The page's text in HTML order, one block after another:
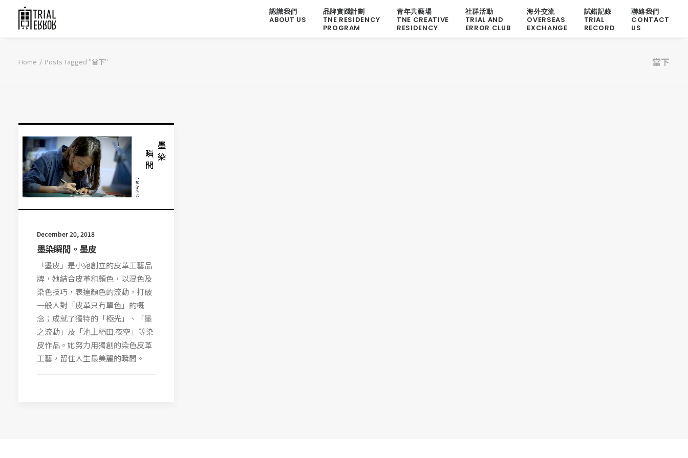
認識我們
ABOUT US
品牌實踐計劃
TNE RESIDENCY
PROGRAM
青年共藝場
TNE CREATIVE
RESIDENCY
社群活動
TRIAL AND
ERROR CLUB
海外交流
OVERSEAS
EXCHANGE
試錯記錄
TRIAL
RECORD
聯絡我們
CONTACT
US
當下
Home Posts Tagged "當下"
December 20, 2018
墨染瞬間。墨皮
「墨皮」是小宛創立的皮革工藝品
牌，她結合皮革和顏色，以混色及
染色技巧，表達顏色的流動，打破
一般人對「皮革只有單色」的概
念；成就了獨特的「極光」、「墨
之流動」及「池上稻田.夜空」等染
皮作品。她努力用獨創的染色皮革
工藝，留住人生最美麗的瞬間。